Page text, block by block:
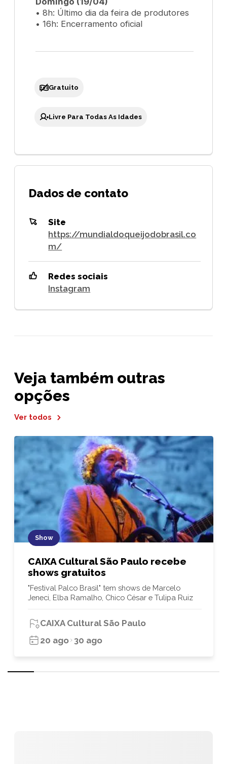
• 8h: Último dia da feira de produtores
• 16h: Encerramento oficial
Gratuito
Livre Para Todas As Idades
Dados de contato
Site
https://mundialdoqueijodobrasil.co
m/
Redes sociais
Instagram
Veja também outras
opções
Ver todos
Show
CAIXA Cultural São Paulo recebe
shows gratuitos
"Festival Palco Brasil" tem shows de Marcelo
Jeneci, Elba Ramalho, Chico César e Tulipa Ruiz
CAIXA Cultural São Paulo
20 ago 30 ago